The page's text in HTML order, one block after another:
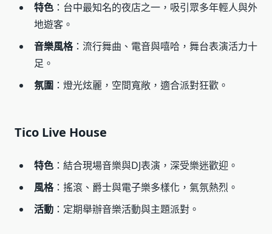
特色 ：台中最知名的夜店之一，吸引眾多年輕人與外
地遊客。
音樂風格：流行舞曲、電音與嘻哈，舞台表演活力十
足。
氛圍 ：燈光炫麗，空間寬敞，適合派對狂歡。
Tico Live House
特色 ：結合現場音樂與DJ表演，深受樂迷歡迎。
風格：搖滾、爵士與電子樂多樣化，氣氛熱烈。
活動 ：定期舉辦音樂活動與主題派對。